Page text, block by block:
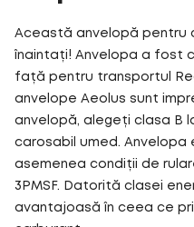
Această anvelopă pentru
înaintați! Anvelopa a fost
față pentru transportul
anvelope Aeolus sunt
anvelopă, alegeți clasa B
carosabil umed.
asemenea condiții de
3PMSF. Datorită clasei
avantajoasă în ceea ce